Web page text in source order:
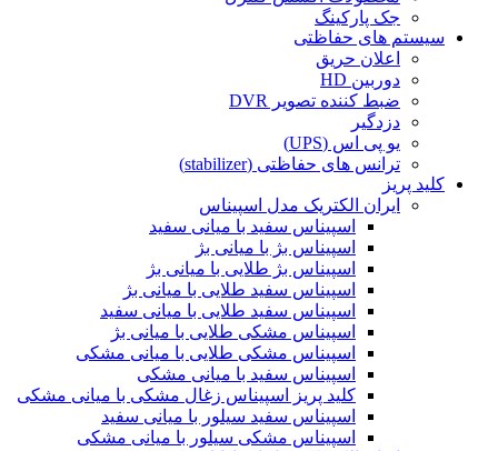
جک پارکینگ
سیستم های حفاظتی
اعلان حریق
دوربین HD
ضبط کننده تصویر DVR
دزدگیر
یو پی اس (UPS)
ترانس های حفاظتی (stabilizer)
کلید پریز
ایران الکتریک مدل اسپیناس
اسپیناس سفید با میانی سفید
اسپیناس بژ با میانی بژ
اسپیناس بژ طلایی با میانی بژ
اسپیناس سفید طلایی با میانی بژ
اسپیناس سفید طلایی با میانی سفید
اسپیناس مشکی طلایی با میانی بژ
اسپیناس مشکی طلایی با میانی مشکی
اسپیناس سفید با میانی مشکی
کلید پریز اسپیناس زغال مشکی با میانی مشکی
اسپیناس سفید سیلور با میانی سفید
اسپیناس مشکی سیلور با میانی مشکی